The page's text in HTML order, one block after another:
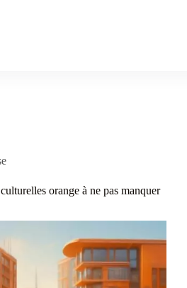
orange à ne pas manquer